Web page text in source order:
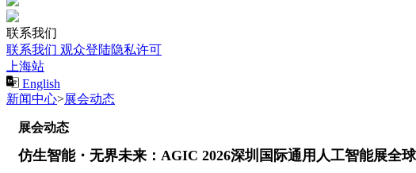
联系我们
联系我们 观众登陆隐私许可
上海站
English
新闻中心>展会动态
展会动态
仿生智能・无界未来：AGIC 2026深圳国际通用人工智能展全